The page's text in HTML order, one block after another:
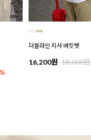
더블라인 지사 버킷햇
16,200원 18,000원